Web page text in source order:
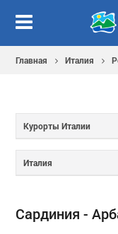
Главная Италия
Курорты Италии
Италия
Сардиния -